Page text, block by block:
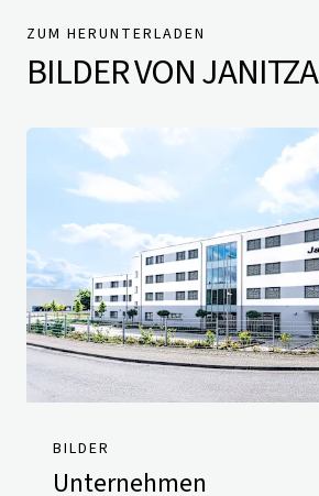
ZUM HERUNTERLADEN
BILDER VON JANITZA
BILDER
Unternehmen